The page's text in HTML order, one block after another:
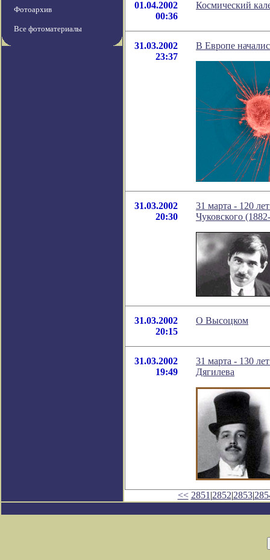
Фотоархив
Все фотоматериалы
01.04.2002
00:36
Космический
31.03.2002
23:37
В Европе
31.03.2002
20:30
31 марта - 120
Чуковского
31.03.2002
20:15
О Высоцком
31.03.2002
19:49
31 марта - 130
Дягилева
<< 2851 |2852|2853|